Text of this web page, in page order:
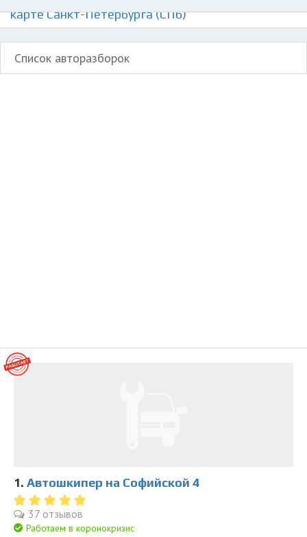
карте Санкт-Петербурга (СПб)
Список авторазборок
1. Автошкипер на Софийской 4
37 отзывов
Работаем в коронокризис